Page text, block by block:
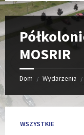
MOSRIR
Dom / Wydarzenia /
WSZYSTKIE